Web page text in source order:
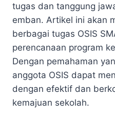
tugas dan tanggung
emban. Artikel ini akan
berbagai tugas OSIS
perencanaan program
Dengan pemahaman
anggota OSIS dapat
dengan efektif dan
kemajuan sekolah.